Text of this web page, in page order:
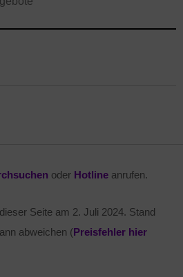
oder Hotline anrufen.
Seite am 2. Juli 2024. Stand
abweichen (Preisfehler hier